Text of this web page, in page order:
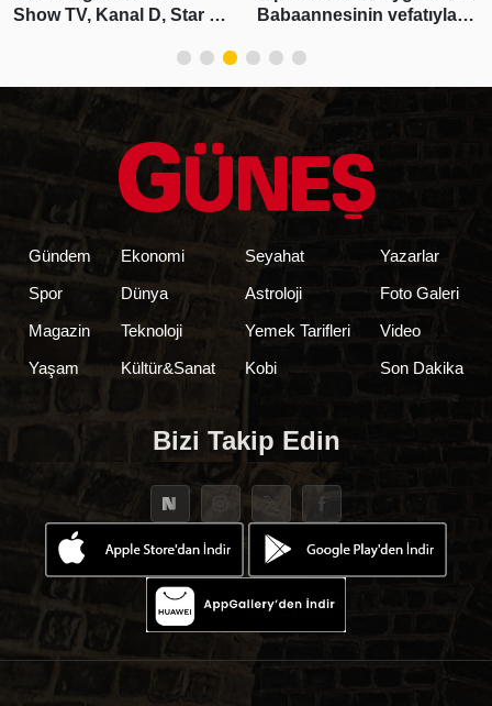
Show TV, Kanal D, Star TV,
Babaannesinin vefatıyla
Gündem
Spor
Magazin
Yaşam
Ekonomi
Dünya
Teknoloji
Kültür&Sanat
Seyahat
Astroloji
Yemek Tarifleri
Kobi
Yazarlar
Foto Galeri
Video
Son Dakika
Bizi Takip Edin